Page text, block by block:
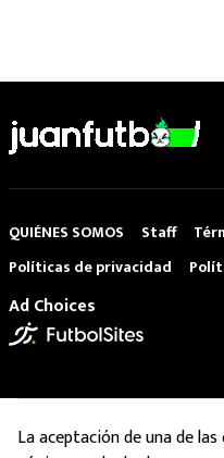
QUIÉNES SOMOS Staff
Políticas de privacidad
Ad Choices
La aceptación de una de